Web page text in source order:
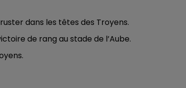
dans les têtes des Troyens.
de rang au stade de l’Aube.